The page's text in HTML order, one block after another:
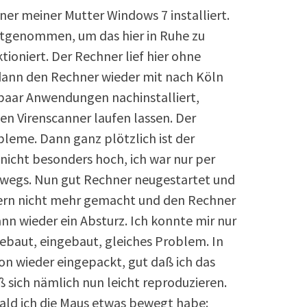
meiner Mutter Windows 7 installiert.
um das hier in Ruhe zu
Der Rechner lief hier ohne
den Rechner wieder mit nach Köln
Anwendungen nachinstalliert,
Virenscanner laufen lassen. Der
Dann ganz plötzlich ist der
besonders hoch, ich war nur per
Nun gut Rechner neugestartet und
nicht mehr gemacht und den Rechner
wieder ein Absturz. Ich konnte mir nur
eingebaut, gleiches Problem. In
wieder eingepackt, gut daß ich das
sich nämlich nun leicht reproduzieren.
ich die Maus etwas bewegt habe: